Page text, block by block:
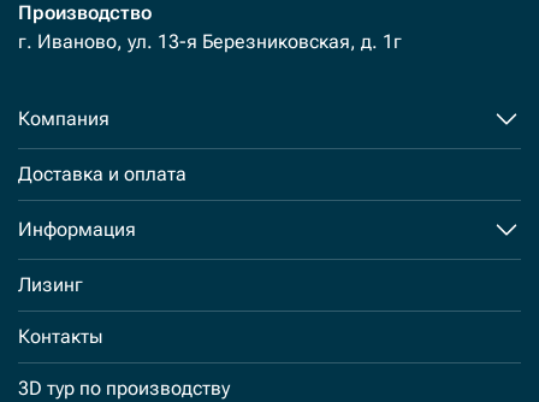
Производство
г. Иваново, ул. 13-я Березниковская, д. 1г
Компания
Доставка и оплата
Информация
Лизинг
Контакты
3D тур по производству